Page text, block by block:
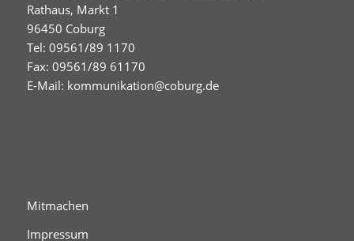
Rathaus, Markt 1
96450 Coburg
Tel: 09561/89 1170
Fax: 09561/89 61170
E-Mail: kommunikation@coburg.de
Mitmachen
Impressum